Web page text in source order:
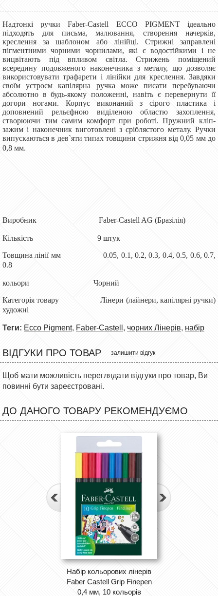
Надтонкі ручки Faber-Castell ECCO PIGMENT ідеально
підходять для письма, малювання, створення начерків,
креслення за шаблоном або лінійці. Стрижні заправлені
пігментними чорними чорнилами, які є водостійкими і не
вицвітають під впливом світла. Стрижень поміщений
всередину подовженого наконечника з металу, що дозволяє
використовувати трафарети і лінійки для креслення. Завдяки
своїм устроєм капілярна ручка може писати перебуваючи
абсолютно в будь-якому положенні, навіть є перевернути її
догори ногами. Корпус виконаний з сірого пластика і
доповнений рельєфною виділеною областю захоплення,
створюючи тим самим комфорт при роботі. Пружний кліп-
зажим і наконечник виготовлені з сріблястого металу. Ручки
випускаються в дев`яти типах товщини стрижня від 0,05 мм до
0,8 мм.
Виробник Faber-Castell AG (Бразілія)
Кількість 9 штук
Товщина лінії мм 0.05, 0.1, 0.2, 0.3, 0.4, 0.5, 0.6, 0.7,
0.8
кольори Чорний
Категорія товару Лінери (лайнери, капілярні ручки)
художні
Теги: Ecco Pigment, Faber-Castell , чорних Лінерів, набір
ВІДГУКИ ПРО ТОВАР залишити відгук
Щоб мати можливість переглядати відгуки про товар, Ви
повинні бути зареєстровані.
ДО ДАНОГО ТОВАРУ РЕКОМЕНДУЄМО
Набір кольорових лінерів
Faber Castell Grip Finepen
0,4 мм, 10 кольорів